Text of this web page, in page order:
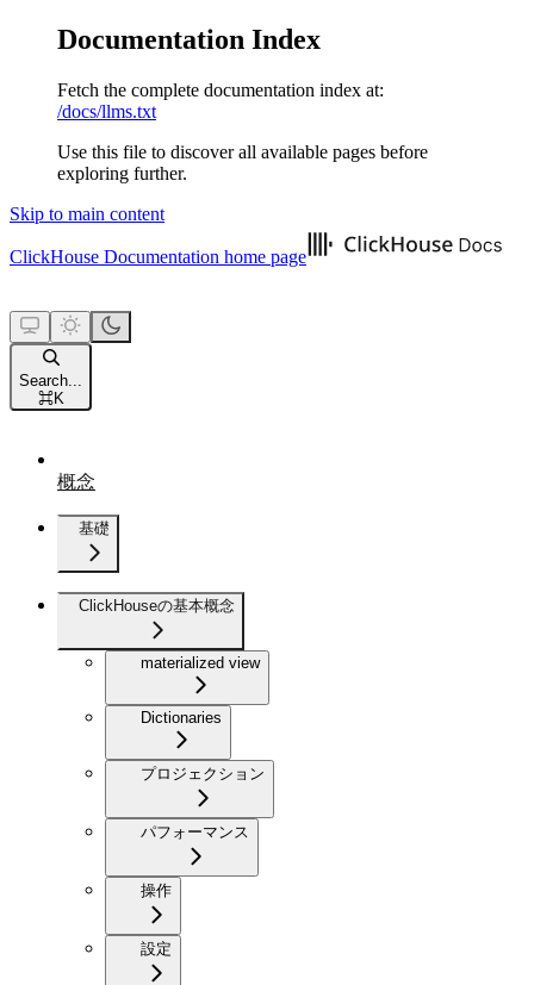
Documentation Index
Fetch the complete documentation index at:
/docs/llms.txt
Use this file to discover all available pages before
exploring further.
Skip to main content
ClickHouse Documentation home page
Search...
⌘K
概念
基礎
ClickHouseの基本概念
materialized view
Dictionaries
プロジェクション
パフォーマンス
操作
設定